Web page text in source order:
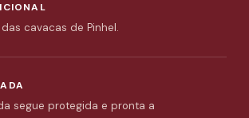
cavacas de Pinhel.
segue protegida e pronta a